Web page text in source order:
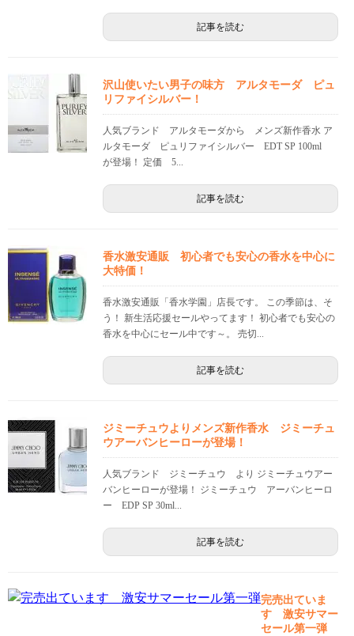
記事を読む
沢山使いたい男子の味方 アルタモーダ ピュ
リファイシルバー！
人気ブランド アルタモーダから メンズ新作香水 ア
ルタモーダ ピュリファイシルバー EDT SP 100ml
が登場！ 定価 5...
記事を読む
香水激安通販 初心者でも安心の香水を中心に
大特価！
香水激安通販「香水学園」店長です。 この季節は、そ
う！ 新生活応援セールやってます！ 初心者でも安心の
香水を中心にセール中です～。 売切...
記事を読む
ジミーチュウよりメンズ新作香水 ジミーチュ
ウアーバンヒーローが登場！
人気ブランド ジミーチュウ より ジミーチュウアー
バンヒーローが登場！ ジミーチュウ アーバンヒーロ
ー EDP SP 30ml...
記事を読む
完売出ていま
す 激安サマー
セール第一弾